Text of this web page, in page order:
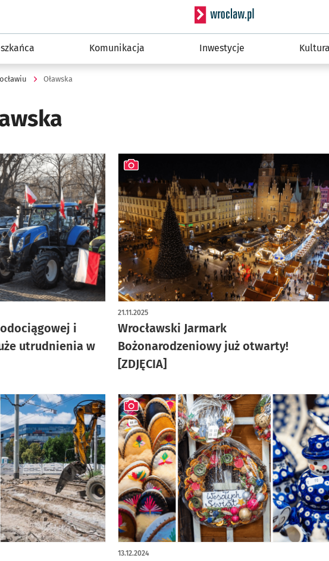
Serwis
Komunikacja Inwestycje Kultura
Oławska
i
utrudnienia w
Wrocławski Jarmark
Bożonarodzeniowy już otwarty!
[ZDJĘCIA]
21.11.2025
artykuł z galerią zdjęć
13.12.2024
artykuł z galerią zdjęć